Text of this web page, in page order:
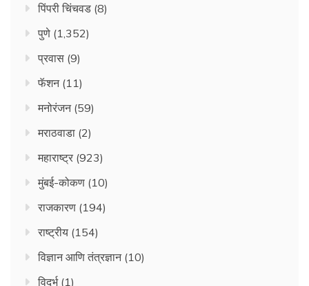
पिंपरी चिंचवड (8)
पुणे (1,352)
प्रवास (9)
फॅशन(11)
मनोरंजन(59)
मराठवाडा (2)
महाराष्ट्र (923)
मुंबई-कोकण (10)
राजकारण (194)
राष्ट्रीय (154)
विज्ञान आणि तंत्रज्ञान(10)
विदर्भ(1)